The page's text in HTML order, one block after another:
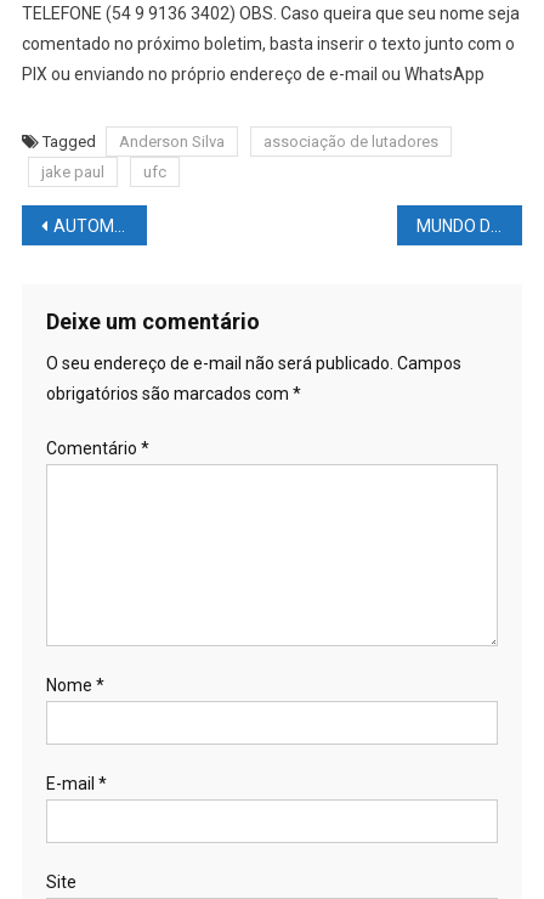
TELEFONE (54 9 9136 3402) OBS. Caso queira que seu nome seja
comentado no próximo boletim, basta inserir o texto junto com o
PIX ou enviando no próprio endereço de e-mail ou WhatsApp
Tagged Anderson Silva
associação de lutadores
jake paul
ufc
Navegação
Post
AUTOMOBILISMO NEWS – F1: Amado e difamado designer de circuitos e pioneiro da F1
Deixe um comentário
O seu endereço de e-mail não será publicado. Campos
obrigatórios são marcados com *
Comentário *
Nome *
E-mail *
Site